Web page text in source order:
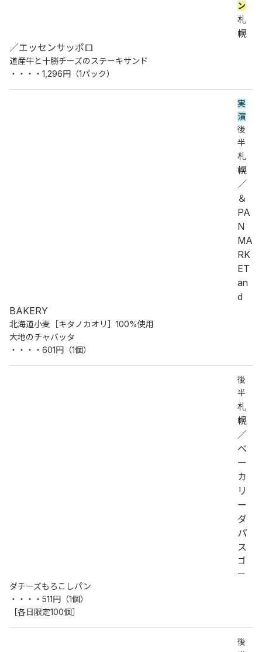
ン
札
幌
／エッセンサッポロ
道産牛と十勝チーズのステーキサンド
・・・・1,296円（1パック）
実
演
後
半
札
幌
／
＆
PA
N
MA
RK
ET
an
d
BAKERY
北海道小麦［キタノカオリ］100%使用
大地のチャバッタ
・・・・601円（1個）
後
半
札
幌
／
ベ
ー
カ
リ
ー
ダ
パ
ス
ゴ
ー
ダチーズもろこしパン
・・・・511円（1個）
［各日限定100個］
後